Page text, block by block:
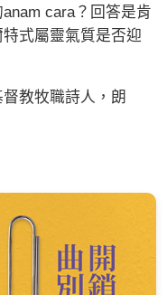
cara？回答是肯
式屬靈氣質是否迎
教牧職詩人，朗